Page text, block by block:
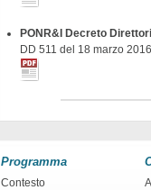
PONR&I Decreto
DD 511 del 18 marzo 2016
Programma
Contesto